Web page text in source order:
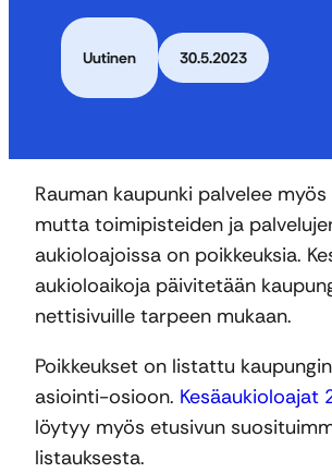
Uutinen 30.5.2023
Rauman kaupunki palvelee myös
mutta toimipisteiden ja
aukioloajoissa on poikkeuksia.
aukioloaikoja päivitetään
nettisivuille tarpeen mukaan.
Poikkeukset on listattu
asiointi-osioon. Kesäaukioloajat
löytyy myös etusivun
listauksesta.